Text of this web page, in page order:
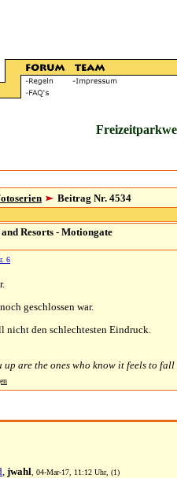
Beitrag Nr. 4534
Resorts - Motiongate
6
geschlossen war.
nicht den schlechtesten Eindruck.
up are the ones who know it feels to fall
, jwahl , 04-Mar-17, 11:12 Uhr, (1)